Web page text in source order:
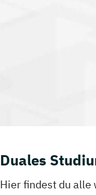
Duales
Hier findest du alle